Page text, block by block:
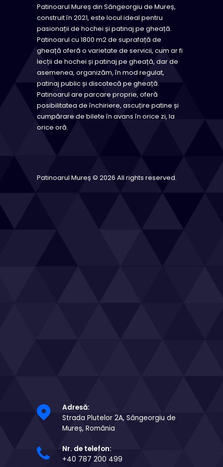
Patinoarul Mureș din Sângeorgiu de Mureș,
construit în 2021, este locul ideal pentru
pasionații de hochei și patinaj pe gheață.
Patinoarul cu 1800 m2 de suprafață de
gheață oferă o varietate de servicii, cum ar fi
lecții de hochei și patinaj pe gheață, dar de
asemenea, organizăm, în mod regulat,
patinaj public și discotecă pe gheață.
Patinoarul are parcare proprie, oferă
posibilitatea de închiriere, ascuțire patine și
cumpărare de bilete în avans în orice zi, la
orice oră.
Patinoarul Mureș © 2026 All rights reserved.
Adresă:
Strada Plutelor 2A, Sângeorgiu de
Mureș, România
Nr. de telefon:
+40 787 200 499